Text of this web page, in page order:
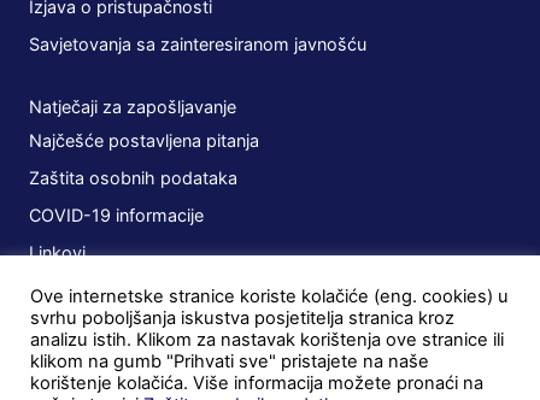
Izjava o pristupačnosti
Savjetovanja sa zainteresiranom javnošću
Natječaji za zapošljavanje
Najčešće postavljena pitanja
Zaštita osobnih podataka
COVID-19 informacije
Linkovi
Planovi
Javna nabava
Ugovori
Ove internetske stranice koriste kolačiće (eng. cookies) u
svrhu poboljšanja iskustva posjetitelja stranica kroz
analizu istih. Klikom za nastavak korištenja ove stranice ili
klikom na gumb "Prihvati sve" pristajete na naše
korištenje kolačića. Više informacija možete pronaći na